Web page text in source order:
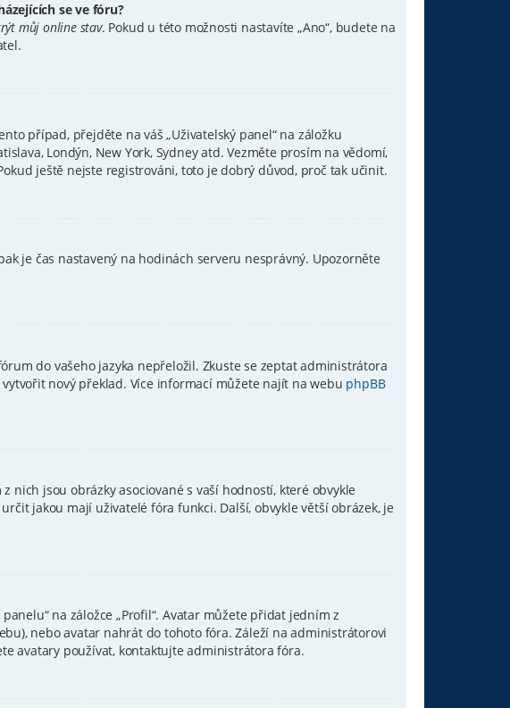
se ve fóru?
můj online stav. Pokud u této možnosti nastavíte „Ano“, budete na
případ, přejděte na váš „Uživatelský panel“ na záložku
Londýn, New York, Sydney atd. Vezměte prosím na vědomí,
ještě nejste registrováni, toto je dobrý důvod, proč tak učinit.
je čas nastavený na hodinách serveru nesprávný. Upozorněte
do vašeho jazyka nepřeložil. Zkuste se zeptat administrátora
nový překlad. Více informací můžete najít na webu phpBB
nich jsou obrázky asociované s vaší hodností, které obvykle
jakou mají uživatelé fóra funkci. Další, obvykle větší obrázek, je
na záložce „Profil“. Avatar můžete přidat jedním z
nebo avatar nahrát do tohoto fóra. Záleží na administrátorovi
avatary používat, kontaktujte administrátora fóra.